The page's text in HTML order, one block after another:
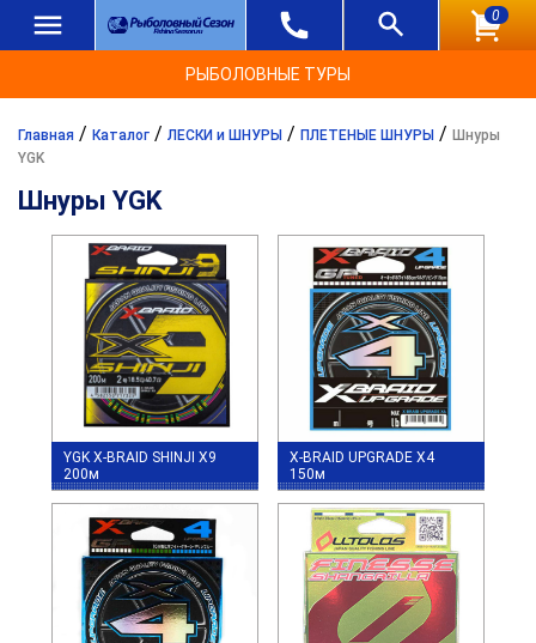
0
РЫБОЛОВНЫЕ ТУРЫ
Главная / Каталог / ЛЕСКИ и ШНУРЫ / ПЛЕТЕНЫЕ ШНУРЫ / Шнуры
YGK
Шнуры YGK
YGK X-BRAID SHINJI X9
200м
X-BRAID UPGRADE X4
150м